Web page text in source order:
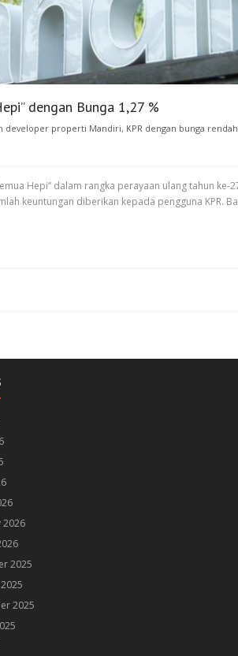
dengan Bunga 1,27 %
developer properti Mandiri, KPR dengan bunga rendah
Hepi” dalam rangka perayaan ulang tahun
keuntungan diberikan kepada pengguna KPR.
2026
2025
2025